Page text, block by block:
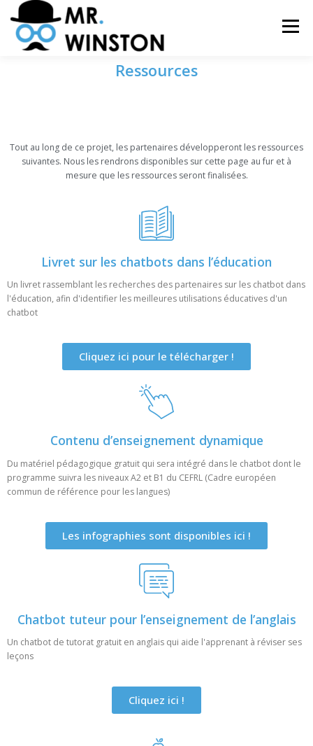
Menu
Ressources
Tout au long de ce projet, les partenaires développeront les ressources
suivantes. Nous les rendrons disponibles sur cette page au fur et à
mesure que les ressources seront finalisées.
Livret sur les chatbots dans l’éducation
Un livret rassemblant les recherches des partenaires sur les chatbot dans
l'éducation, afin d'identifier les meilleures utilisations éducatives d'un
chatbot
Cliquez ici pour le télécharger !
Contenu d’enseignement dynamique
Du matériel pédagogique gratuit qui sera intégré dans le chatbot dont le
programme suivra les niveaux A2 et B1 du CEFRL (Cadre européen
commun de référence pour les langues)
Les infographies sont disponibles ici !
Chatbot tuteur pour l’enseignement de l’anglais
Un chatbot de tutorat gratuit en anglais qui aide l'apprenant à réviser ses
leçons
Cliquez ici !